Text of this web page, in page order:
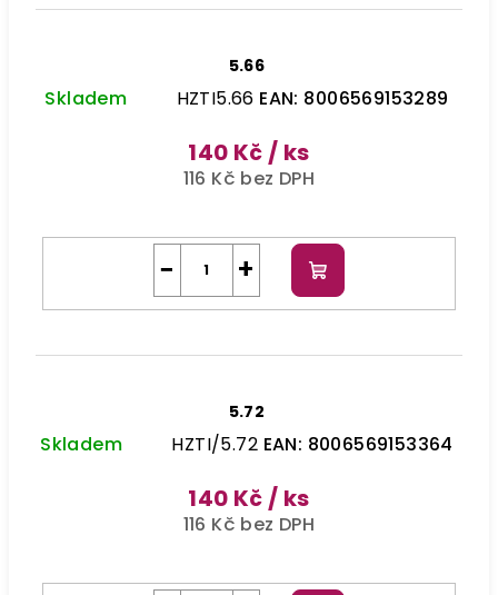
5.66
Skladem HZTI5.66 EAN: 8006569153289
140 Kč / ks
116 Kč bez DPH
+
− Do
košíku
5.72
Skladem HZTI/5.72 EAN: 8006569153364
140 Kč / ks
116 Kč bez DPH